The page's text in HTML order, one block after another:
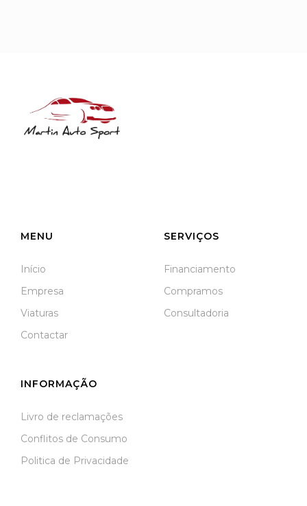
MENU
Início
Empresa
Viaturas
Contactar
SERVIÇOS
Financiamento
Compramos
Consultadoria
INFORMAÇÃO
Livro de reclamações
Conflitos de Consumo
Politica de Privacidade